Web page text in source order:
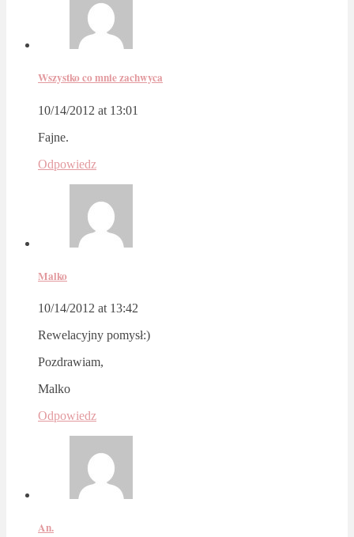
Wszystko co mnie zachwyca
10/14/2012 at 13:01
Fajne.
Odpowiedz
Malko
10/14/2012 at 13:42
Rewelacyjny pomysł:)
Pozdrawiam,
Malko
Odpowiedz
An.